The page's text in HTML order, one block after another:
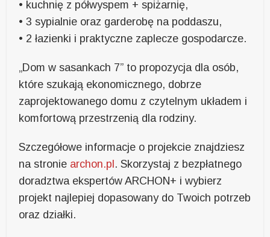
• kuchnię z półwyspem + spiżarnię,
• 3 sypialnie oraz garderobę na poddaszu,
• 2 łazienki i praktyczne zaplecze gospodarcze.
„Dom w sasankach 7” to propozycja dla osób,
które szukają ekonomicznego, dobrze
zaprojektowanego domu z czytelnym układem i
komfortową przestrzenią dla rodziny.
Szczegółowe informacje o projekcie znajdziesz
na stronie archon.pl . Skorzystaj z bezpłatnego
doradztwa ekspertów ARCHON+ i wybierz
projekt najlepiej dopasowany do Twoich potrzeb
oraz działki.